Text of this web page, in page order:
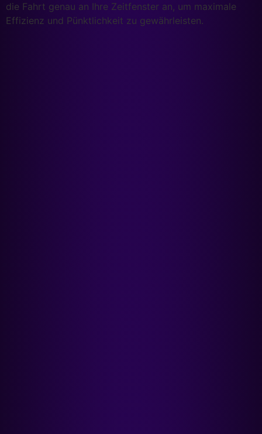
die Fahrt genau an Ihre Zeitfenster an, um maximale
Effizienz und Pünktlichkeit zu gewährleisten.